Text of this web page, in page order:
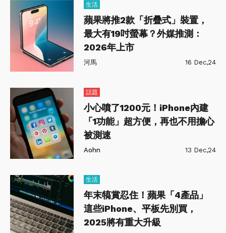
生活
蘋果將推2款「折疊式」裝置，
最大有19吋螢幕？外媒推測：
2026年上市
河馬 16 Dec,24
話題
小心噴了1200元！iPhone內建
「1功能」超方便，再也不用擔心
被測速
Aohn 13 Dec,24
生活
年末犒賞忍住！蘋果「4產品」
這些iPhone、平板先別買，
2025將有重大升級